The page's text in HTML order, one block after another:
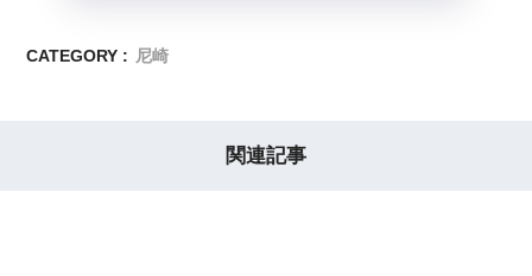
CATEGORY : 尼崎
関連記事